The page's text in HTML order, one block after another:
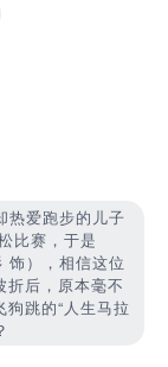
热爱跑步的儿子
比赛，于是
饰），相信这位
折后，原本毫不
跳的“人生马拉